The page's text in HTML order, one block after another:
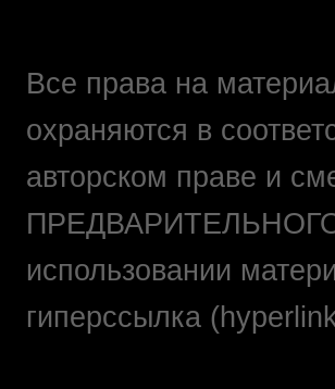
Все права на
охраняются в
авторском праве и
ПРЕДВАРИТЕЛЬНОГО
использовании
гиперссылка